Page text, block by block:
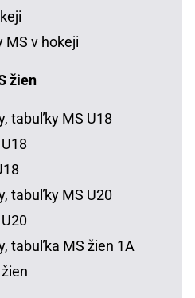
MS v hokeji
žien
tabuľky MS U18
tabuľky MS U20
tabuľka MS žien 1A